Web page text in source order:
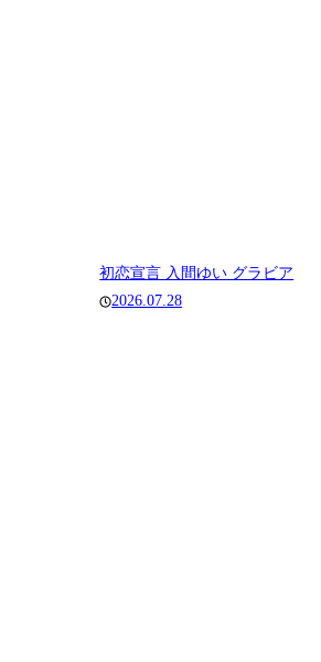
初恋宣言 入間ゆい グラビア
2026.07.28